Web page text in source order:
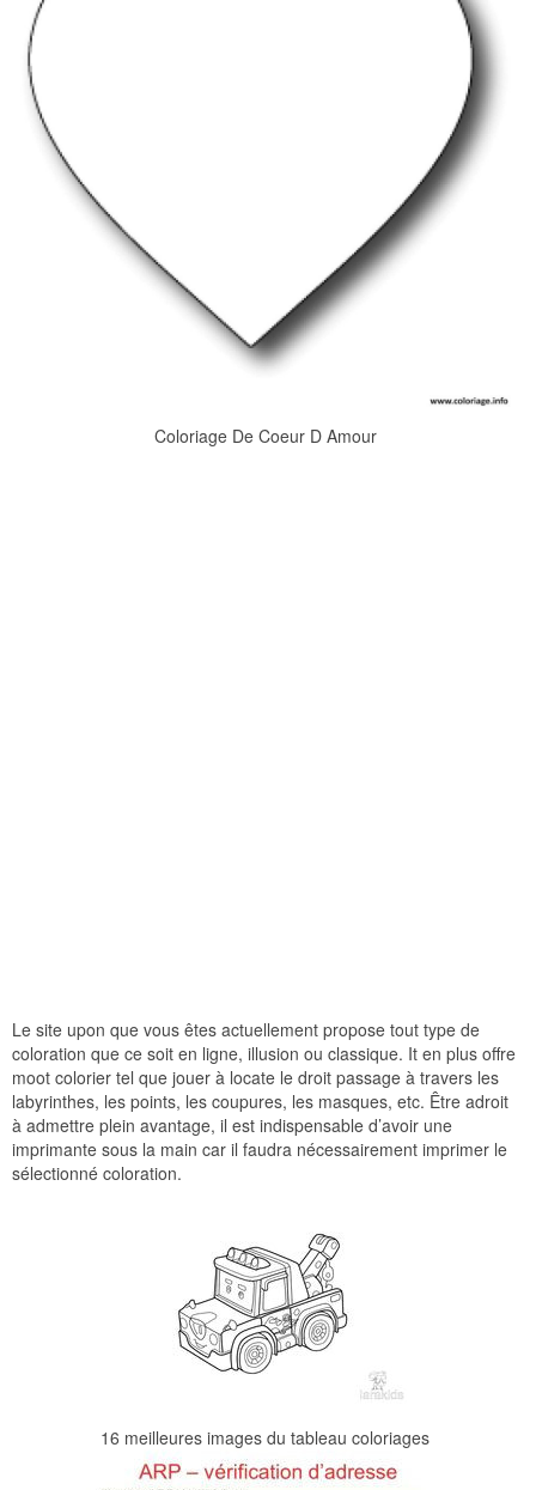
Coloriage De Coeur D Amour
Le site upon que vous êtes actuellement propose tout type de
coloration que ce soit en ligne, illusion ou classique. It en plus offre
moot colorier tel que jouer à locate le droit passage à travers les
labyrinthes, les points, les coupures, les masques, etc. Être adroit
à admettre plein avantage, il est indispensable d’avoir une
imprimante sous la main car il faudra nécessairement imprimer le
sélectionné coloration.
16 meilleures images du tableau coloriages